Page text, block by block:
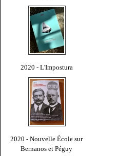
2020 - L'Impostura
2020 - Nouvelle École sur
Bernanos et Péguy